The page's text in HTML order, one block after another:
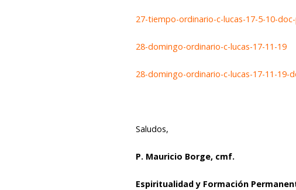
27-tiempo-ordinario-c-lucas-17-5-10-
28-domingo-ordinario-c-lucas-17-11-19
28-domingo-ordinario-c-lucas-17-11-19-
Saludos,
P. Mauricio Borge, cmf.
Espiritualidad y Formación